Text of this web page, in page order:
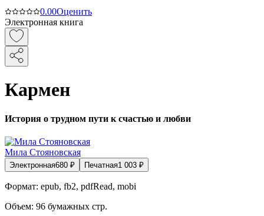
0.00Оценить
Электронная книга
Кармен
История о трудном пути к счастью и любви
Мила Стояновская
Электронная680 ₽ Печатная1 003 ₽
Формат: epub, fb2, pdfRead, mobi
Объем: 96 бумажных стр.